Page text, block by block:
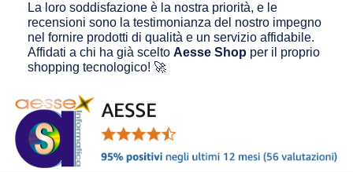
La loro soddisfazione è la nostra priorità, e le
recensioni sono la testimonianza del nostro impegno
nel fornire prodotti di qualità e un servizio affidabile.
Affidati a chi ha già scelto Aesse Shop per il proprio
shopping tecnologico! 🚀